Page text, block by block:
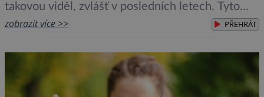
takovou viděl, zvlášť v posledních letech. Tyto
náhodné reklamy nepřímo odpovídají na otázku,
živé, dá se zabít. Nebo se to z tohoto reklamního
tvrzení dá alespoň odvodit. […]
zobrazit více >> PŘEHRÁT